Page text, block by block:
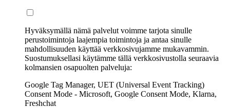
Hyväksymällä nämä palvelut voimme tarjota sinulle
perustoimintoja laajempia toimintoja ja antaa sinulle
mahdollisuuden käyttää verkkosivujamme mukavammin.
Suostumuksellasi käytämme tällä verkkosivustolla seuraavia
kolmansien osapuolten palveluja:
Google Tag Manager, UET (Universal Event Tracking)
Consent Mode - Microsoft, Google Consent Mode, Klarna,
Freshchat